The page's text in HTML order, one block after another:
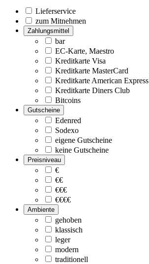
Lieferservice
zum Mitnehmen
Zahlungsmittel
bar
EC-Karte, Maestro
Kreditkarte Visa
Kreditkarte MasterCard
Kreditkarte American Express
Kreditkarte Diners Club
Bitcoins
Gutscheine
Edenred
Sodexo
eigene Gutscheine
keine Gutscheine
Preisniveau
€
€€
€€€
€€€€
Ambiente
gehoben
klassisch
leger
modern
traditionell